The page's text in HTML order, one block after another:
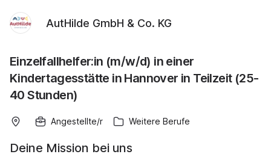
AutHilde GmbH & Co. KG
Einzelfallhelfer:in (m/w/d) in einer
Kindertagesstätte in Hannover in Teilzeit (25-
40 Stunden)
Angestellte/r Weitere Berufe
Deine Mission bei uns